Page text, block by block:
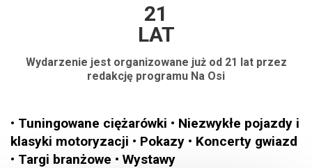
21
LAT
Wydarzenie jest organizowane już od 21 lat przez
redakcję programu Na Osi
• Tuningowane ciężarówki • Niezwykłe pojazdy i
klasyki motoryzacji • Pokazy • Koncerty gwiazd
• Targi branżowe • Wystawy